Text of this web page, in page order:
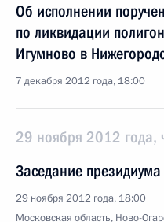
Об исполнении
по ликвидации
Игумново в
7 декабря 2012 года, 18:00
29 ноября 2012 года,
Заседание президиума
29 ноября 2012 года, 18:00
Московская область, Ново-